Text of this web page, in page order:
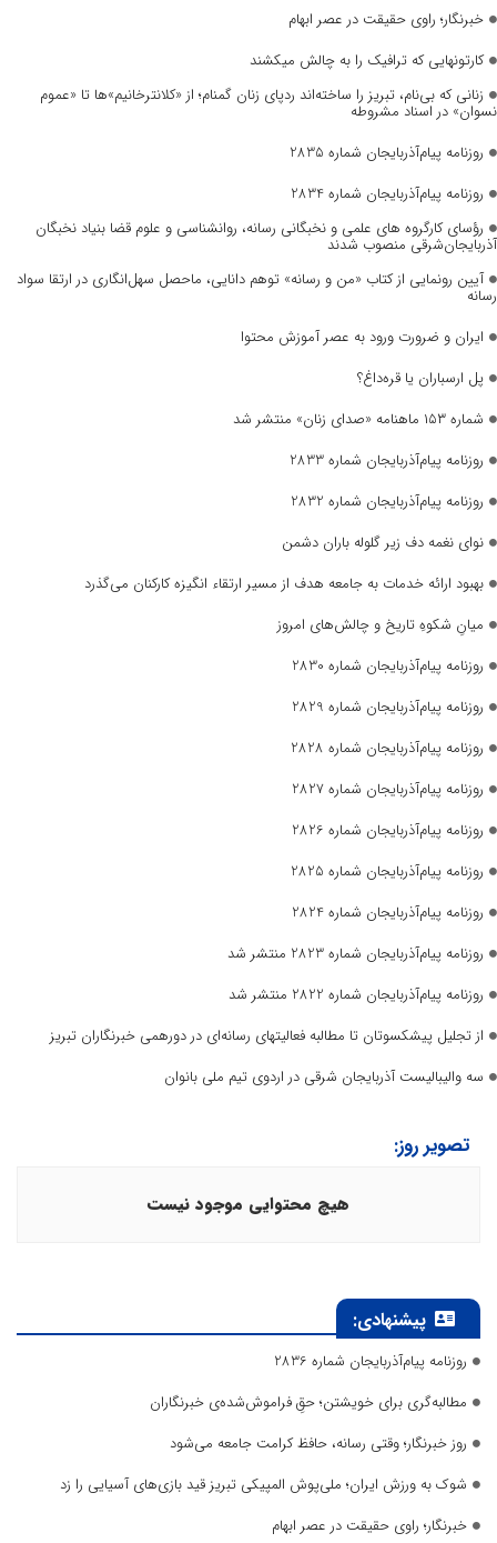
خبرنگار؛ راوی حقیقت در عصر ابهام
کارتونهایی که ترافیک را به چالش میکشند
زنانی که بی‌نام، تبریز را ساخته‌اند ردپای زنان گمنام؛ از «کلانترخانیم»ها تا «عموم
نسوان» در اسناد مشروطه
روزنامه پیام‌آذربایجان شماره 2835
روزنامه پیام‌آذربایجان شماره 2834
رؤسای کارگروه های علمی و نخبگانی رسانه، روانشناسی و علوم قضا بنیاد نخبگان
آذربایجان‌شرقی منصوب شدند
آیین رونمایی از کتاب «من و رسانه» توهم دانایی، ماحصل سهل‌انگاری در ارتقا سواد
رسانه
ایران و ضرورت ورود به عصر آموزش محتوا
پل ارسباران یا قره‌داغ؟
شماره ۱۵۳ ماهنامه «صدای زنان» منتشر شد
روزنامه پیام‌آذربایجان شماره 2833
روزنامه پیام‌آذربایجان شماره 2832
نوای نغمه دف زیر گلوله باران دشمن
بهبود ارائه خدمات به جامعه هدف از مسیر ارتقاء انگیزه کارکنان می‌گذرد
میانِ شکوهِ تاریخ و چالش‌های امروز
روزنامه پیام‌آذربایجان شماره 2830
روزنامه پیام‌آذربایجان شماره 2829
روزنامه پیام‌آذربایجان شماره 2828
روزنامه پیام‌آذربایجان شماره 2827
روزنامه پیام‌آذربایجان شماره 2826
روزنامه پیام‌آذربایجان شماره 2825
روزنامه پیام‌آذربایجان شماره 2824
روزنامه پیام‌آذربایجان شماره 2823 منتشر شد
روزنامه پیام‌آذربایجان شماره 2822 منتشر شد
از تجلیل پیشکسوتان تا مطالبه فعالیتهای رسانه‌ای در دورهمی خبرنگاران تبریز
سه والیبالیست آذربایجان‌ شرقی در اردوی تیم ملی بانوان
تصویر روز:
هیچ محتوایی موجود نیست
پیشنهادی:
روزنامه پیام‌آذربایجان شماره 2836
مطالبه‌گری برای خویشتن؛ حقِ فراموش‌شده‌ی خبرنگاران
روز خبرنگار؛ وقتی رسانه، حافظ کرامت جامعه می‌شود
شوک به ورزش ایران؛ ملی‌پوش المپیکی تبریز قید بازی‌های آسیایی را زد
خبرنگار؛ راوی حقیقت در عصر ابهام